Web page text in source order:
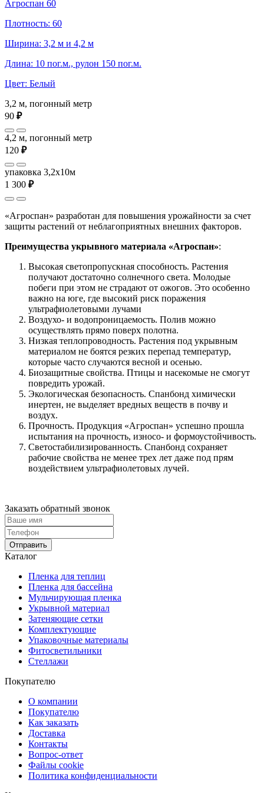
Агроспан 60
Плотность: 60
Ширина: 3,2 м и 4,2 м
Длина: 10 пог.м., рулон 150 пог.м.
Цвет: Белый
3,2 м, погонный метр
90 ₽
4,2 м, погонный метр
120 ₽
упаковка 3,2x10м
1 300 ₽
«Агроспан» разработан для повышения урожайности за счет
защиты растений от неблагоприятных внешних факторов.
Преимущества укрывного материала «Агроспан»:
Высокая светопропускная способность. Растения
получают достаточно солнечного света. Молодые
побеги при этом не страдают от ожогов. Это особенно
важно на юге, где высокий риск поражения
ультрафиолетовыми лучами
Воздухо- и водопроницаемость. Полив можно
осуществлять прямо поверх полотна.
Низкая теплопроводность. Растения под укрывным
материалом не боятся резких перепад температур,
которые часто случаются весной и осенью.
Биозащитные свойства. Птицы и насекомые не смогут
повредить урожай.
Экологическая безопасность. Спанбонд химически
инертен, не выделяет вредных веществ в почву и
воздух.
Прочность. Продукция «Агроспан» успешно прошла
испытания на прочность, износо- и формоустойчивость.
Светостабилизированность. Спанбонд сохраняет
рабочие свойства не менее трех лет даже под прям
воздействием ультрафиолетовых лучей.
Заказать обратный звонок
Отправить
Каталог
Пленка для теплиц
Пленка для бассейна
Мульчирующая пленка
Укрывной материал
Затеняющие сетки
Комплектующие
Упаковочные материалы
Фитосветильники
Стеллажи
Покупателю
О компании
Покупателю
Как заказать
Доставка
Контакты
Вопрос-ответ
Файлы cookie
Политика конфиденциальности